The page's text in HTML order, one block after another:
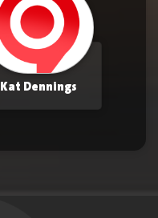
Kat Dennings